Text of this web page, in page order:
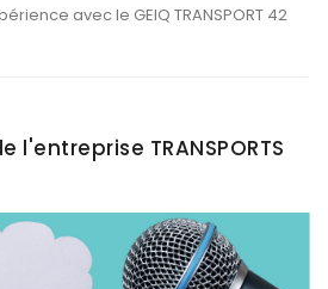
avec le GEIQ TRANSPORT 42
l'entreprise TRANSPORTS